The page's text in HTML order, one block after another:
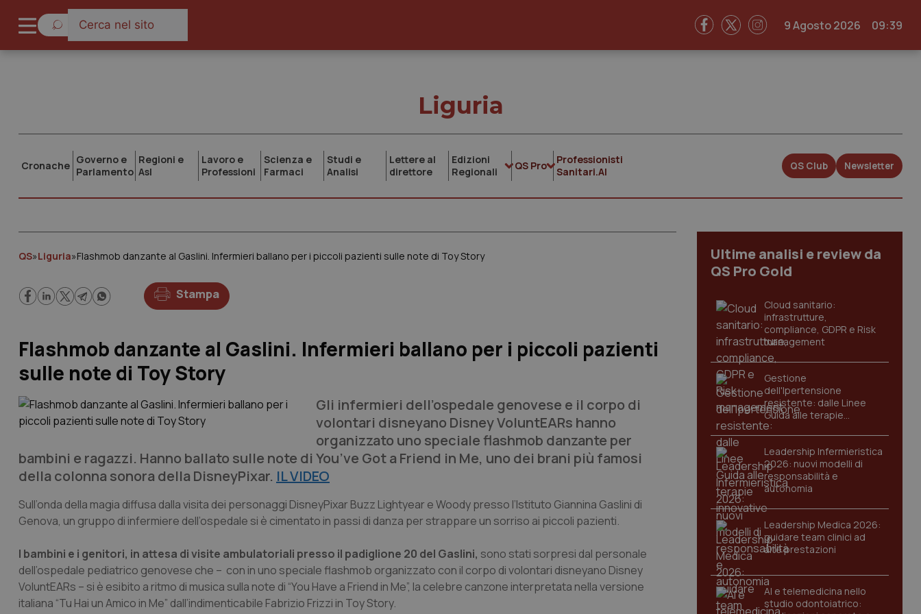
9 Agosto 2026 09:39
Liguria
Cronache Governo e
Parlamento
Regioni e
Asl
Lavoro e
Professioni
Scienza e
Farmaci
Studi e
Analisi
Lettere al
direttore
Edizioni
Regionali
QS Pro
Professionisti
Sanitari.AI
QS Club Newsletter
QS»Liguria»Flashmob danzante al Gaslini. Infermieri ballano per i piccoli pazienti sulle note di Toy Story
Stampa
Flashmob danzante al Gaslini. Infermieri ballano per i piccoli pazienti
sulle note di Toy Story
Gli infermieri dell’ospedale genovese e il corpo di
volontari disneyano Disney VoluntEARs hanno
organizzato uno speciale flashmob danzante per
bambini e ragazzi. Hanno ballato sulle note di You’ve Got a Friend in Me, uno dei brani più famosi
della colonna sonora della DisneyPixar. IL VIDEO
Sull’onda della magia diffusa dalla visita dei personaggi DisneyPixar Buzz Lightyear e Woody presso l’Istituto Giannina Gaslini di
Genova, un gruppo di infermiere dell’ospedale si è cimentato in passi di danza per strappare un sorriso ai piccoli pazienti.
I bambini e i genitori, in attesa di visite ambulatoriali presso il padiglione 20 del Gaslini, sono stati sorpresi dal personale
dell’ospedale pediatrico genovese che – con in uno speciale flashmob organizzato con il corpo di volontari disneyano Disney
VoluntEARs – si è esibito a ritmo di musica sulla note di “You Have a Friend in Me”, la celebre canzone interpretata nella versione
italiana “Tu Hai un Amico in Me” dall’indimenticabile Fabrizio Frizzi in Toy Story.
Ultime analisi e review da
QS Pro Gold
Cloud sanitario:
infrastrutture,
compliance, GDPR e Risk
management
Gestione
dell'Ipertensione
resistente: dalle Linee
Guida alle terapie
innovative
Leadership Infermieristica
2026: nuovi modelli di
responsabilità e
autonomia
Leadership Medica 2026:
guidare team clinici ad
alte prestazioni
AI e telemedicina nello
studio odontoiatrico: